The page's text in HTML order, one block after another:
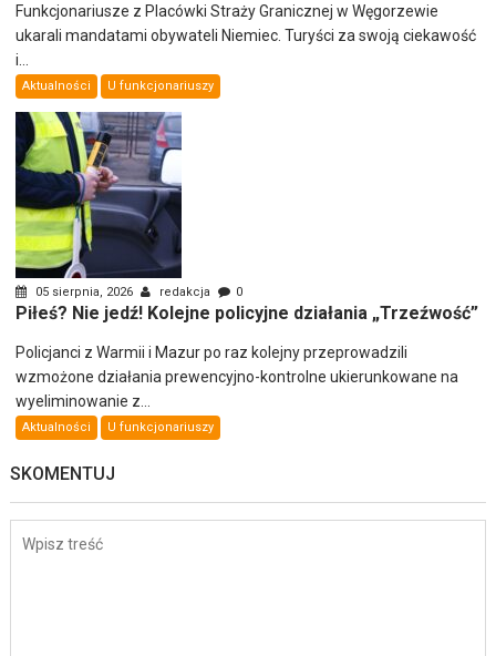
Funkcjonariusze z Placówki Straży Granicznej w Węgorzewie
ukarali mandatami obywateli Niemiec. Turyści za swoją ciekawość
i...
Aktualności U funkcjonariuszy
05 sierpnia, 2026 redakcja 0
Piłeś? Nie jedź! Kolejne policyjne działania „Trzeźwość”
Policjanci z Warmii i Mazur po raz kolejny przeprowadzili
wzmożone działania prewencyjno-kontrolne ukierunkowane na
wyeliminowanie z...
Aktualności U funkcjonariuszy
SKOMENTUJ